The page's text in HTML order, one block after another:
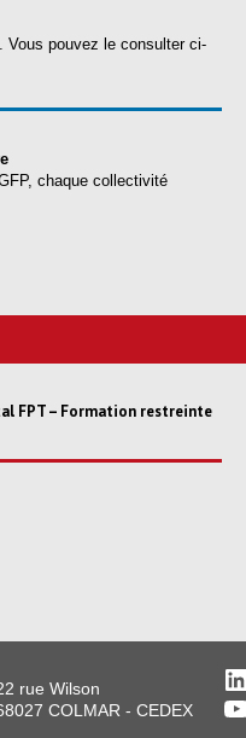
Vous pouvez le consulter ci-
chaque collectivité
FPT – Formation restreinte
rue Wilson
COLMAR - CEDEX